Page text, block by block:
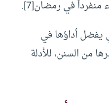
في رمضان[7].
يفضل أداؤها في
من السنن، للأدلة